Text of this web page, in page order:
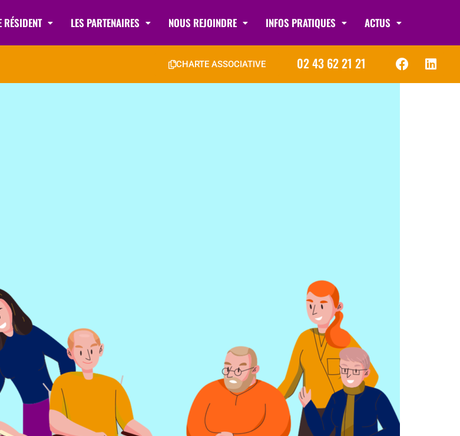
RÉSIDENT LES PARTENAIRES NOUS REJOINDRE INFOS PRATIQUES ACTUS
CHARTE ASSOCIATIVE 02 43 62 21 21